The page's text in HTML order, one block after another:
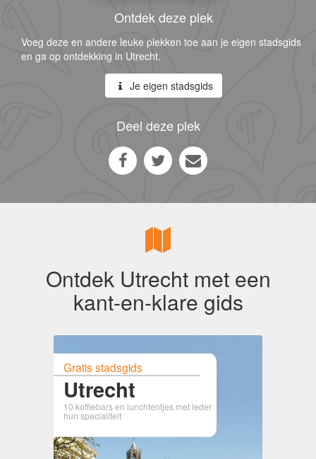
Ontdek deze plek
Voeg deze en andere leuke plekken toe aan je eigen stadsgids
en ga op ontdekking in Utrecht.
Je eigen stadsgids
Deel deze plek
Ontdek Utrecht met een
kant-en-klare gids
Gratis stadsgids
Utrecht
10 koffiebars en lunchtentjes met ieder
hun specialiteit